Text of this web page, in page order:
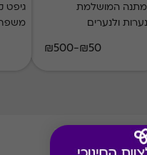
המושלמת
ולנערים
₪50-₪500
גיפט